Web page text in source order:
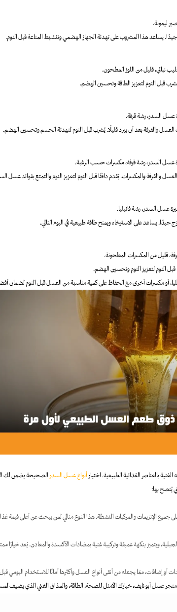
ليمونة.
يساعد هذا المشروب على تهدئة الجهاز الهضمي وتنشيط المناعة قبل النوم.
نباتي، قليل من اللوز المطحون.
قبل النوم لتعزيز الطاقة وتحسين الهضم.
عسل السدر، رشة قرفة.
عسل السدر، رشة قرفة، مكسرات حسب الرغبة.
والقرفة والمكسرات. يُقدم دافئًا قبل النوم لتعزيز النوم والتمتع بفوائد عسل
عسل السدر، رشة فانيليا.
يساعد على الاسترخاء ويمنح طاقة طبيعية في اليوم التالي.
قليل من المكسرات المطحونة.
النوم لتعزيز النوم وتحسين الهضم.
أو مكسرات أخرى مع الحفاظ على كمية مناسبة من العسل قبل النوم لضمان
بالعناصر الغذائية الطبيعية. اختيار أنواع عسل السدر الصحيحة يضمن لك
يُنصح بها:
الإنزيمات والمركبات النشطة. هذا النوع مثالي لمن يبحث عن أعلى قيمة
ويتميز بنكهة عميقة وتركيبة غنية بمضادات الأكسدة والمعادن. يُعد خيارًا
إضافات، ممّا يجعله من أنقى أنواع العسل وأكثرها أمانًا للاستخدام اليومي قبل
عسل أبو نايف، خيارك الأمثل للصحة، الطاقة، والمذاق الغني الذي يضيف